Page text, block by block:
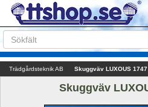
Trädgårdsteknik AB Skuggväv LUXOUS 1747
Skuggväv